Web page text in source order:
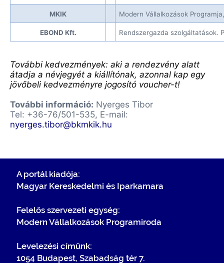
MKIK Modern Vállalkozások
EBOND Kft. Rendszergazda szolgáltatások.
További kedvezmények: aki a rendezvény alatt
átadja a névjegyét a kiállítónak, azonnal kap egy
jövőbeli kedvezményre jogosító voucher-t!
További információ: Nyerges Tibor
Tel: +36-76/501-535, E-mail:
nyerges.tibor@bkmkik.hu
A portál kiadója:
Magyar Kereskedelmi és Iparkamara
Felelős szervezeti egység:
Modern Vállalkozások Programiroda
Levelezési címünk:
1054 Budapest, Szabadság tér 7.